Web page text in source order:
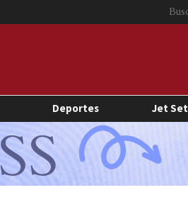
Deportes Jet Set